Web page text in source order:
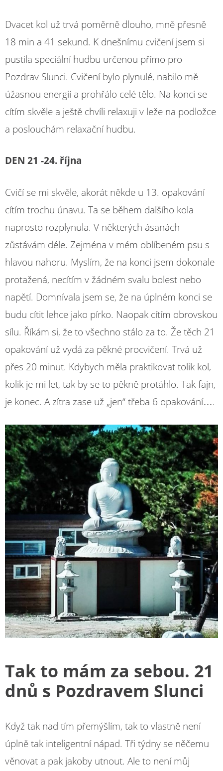
Dvacet kol už trvá poměrně dlouho, mně přesně
18 min a 41 sekund. K dnešnímu cvičení jsem si
pustila speciální hudbu určenou přímo pro
Pozdrav Slunci. Cvičení bylo plynulé, nabilo mě
úžasnou energií a prohřálo celé tělo. Na konci se
cítím skvěle a ještě chvíli relaxuji v leže na podložce
a poslouchám relaxační hudbu.
DEN 21 -24. října
Cvičí se mi skvěle, akorát někde u 13. opakování
cítím trochu únavu. Ta se během dalšího kola
naprosto rozplynula. V některých ásanách
zůstávám déle. Zejména v mém oblíbeném psu s
hlavou nahoru. Myslím, že na konci jsem dokonale
protažená, necítím v žádném svalu bolest nebo
napětí. Domnívala jsem se, že na úplném konci se
budu cítit lehce jako pírko. Naopak cítím obrovskou
sílu. Říkám si, že to všechno stálo za to. Že těch 21
opakování už vydá za pěkné procvičení. Trvá už
přes 20 minut. Kdybych měla praktikovat tolik kol,
kolik je mi let, tak by se to pěkně protáhlo. Tak fajn,
je konec. A zítra zase už „jen“ třeba 6 opakování….
Tak to mám za sebou. 21
dnů s Pozdravem Slunci
Když tak nad tím přemýšlím, tak to vlastně není
úplně tak inteligentní nápad. Tři týdny se něčemu
věnovat a pak jakoby utnout. Ale to není můj